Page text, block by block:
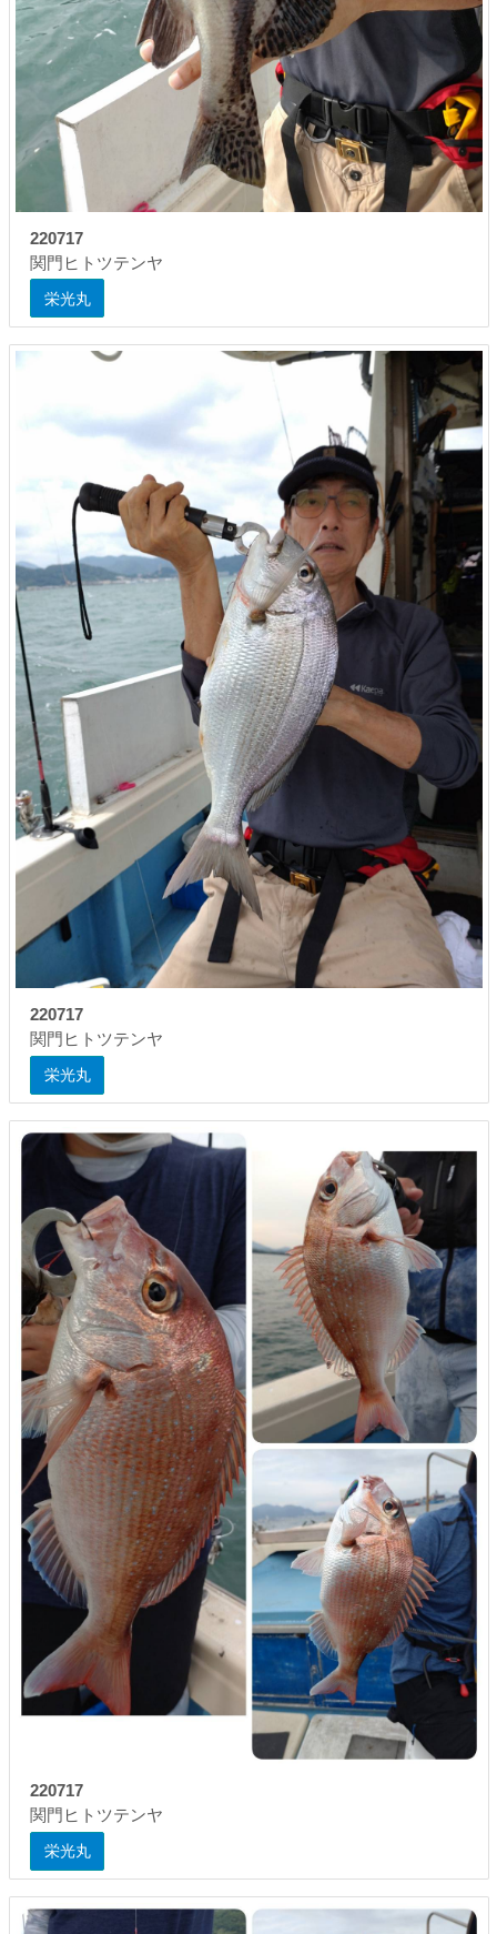
220717
関門ヒトツテンヤ
栄光丸
220717
関門ヒトツテンヤ
栄光丸
220717
関門ヒトツテンヤ
栄光丸